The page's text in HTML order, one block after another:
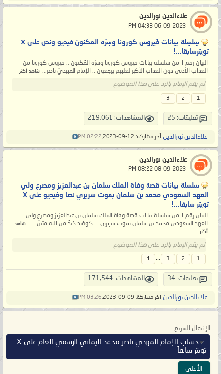
علاءالدين نورالدين
سِلسِلة بيانات فَيروس كورونا وسِرّه المَكنون فيديو ونص على X
تويترسابقا...!
البيان رقم ١ من سِلسِلة بيانات فَيروس كورونا وسِرّه المَكنون .. فيروس كورونا من
العذاب الأدنى دون العذاب الأكبر لعلهم يرجعون .. الإمام المهديّ ناصر... شاهد أكثر
لم يقم الإمام بالرد على هذا الموضوع
1
2
3
تعليقات: 25 المشاهدات: 219,061
علاءالدين نورالدين آخر مشاركة: 12-09-2023, 02:22 PM
علاءالدين نورالدين
سلسلة بيانات قصة وفاة الملك سلمان بن عبدالعزيز ومصرع ولي
العهد السعودي محمد بن سلمان بموت سريري نصا وفيديو على X
تويتر سابقا...!
البيان رقم ١ من سلسلة بيانات قصة وفاة الملك سلمان بن عبدالعزيز ومصرع ولي
العهد السعودي محمد بن سلمان بموت سريري ... كوفيد كيدٌ من اللهِ متينٌ ..... شاهد
أكثر
لم يقم الإمام بالرد على هذا الموضوع
1
2
3
...
4
تعليقات: 34 المشاهدات: 171,544
علاءالدين نورالدين آخر مشاركة: 09-09-2023, 03:26 PM
الإنتقال السريع
حساب الإمام المهدي ناصر محمد اليماني الرسمي العام على X
تويتر سابقاً
الأعلى